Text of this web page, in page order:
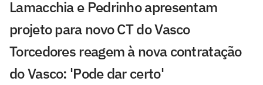
Lamacchia e Pedrinho apresentam
projeto para novo CT do Vasco
Torcedores reagem à nova contratação
do Vasco: 'Pode dar certo'